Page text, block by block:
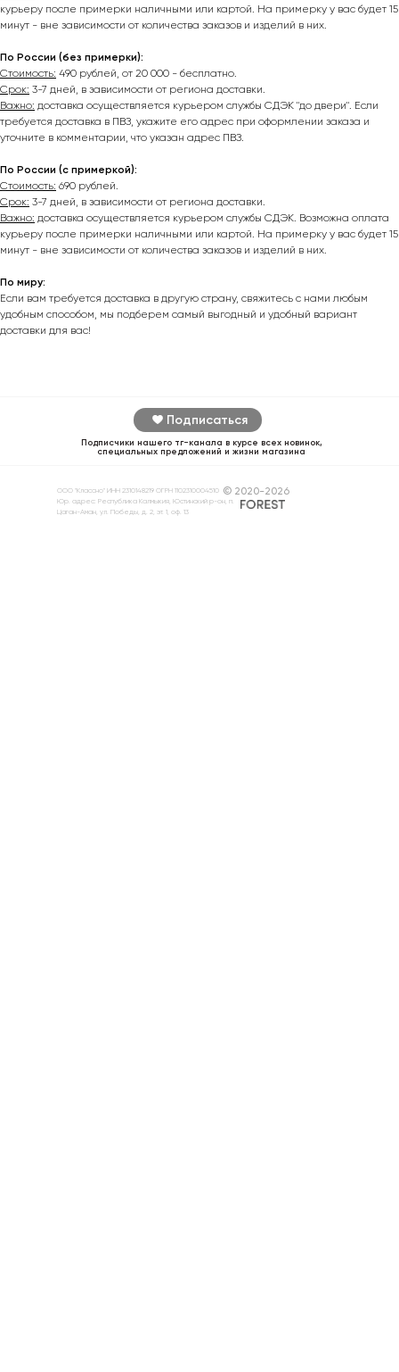
курьеру после примерки наличными или картой. На примерку у вас будет 15
минут - вне зависимости от количества заказов и изделий в них.
По России (без примерки):
Стоимость: 490 рублей, от 20 000 - бесплатно.
Срок: 3-7 дней, в зависимости от региона доставки.
Важно: доставка осуществляется курьером службы СДЭК "до двери". Если
требуется доставка в ПВЗ, укажите его адрес при оформлении заказа и
уточните в комментарии, что указан адрес ПВЗ.
По России (с примеркой):
Стоимость: 690 рублей.
Срок: 3-7 дней, в зависимости от региона доставки.
Важно: доставка осуществляется курьером службы СДЭК. Возможна оплата
курьеру после примерки наличными или картой. На примерку у вас будет 15
минут - вне зависимости от количества заказов и изделий в них.
По миру:
Если вам требуется доставка в другую страну, свяжитесь с нами любым
удобным способом, мы подберем самый выгодный и удобный вариант
доставки для вас!
Подписаться
Подписчики нашего тг-канала в курсе всех новинок,
специальных предложений и жизни магазина
© 2020-2026
ООО "Классно" ИНН 2310148219 ОГРН 1102310004510
Юр. адрес: Республика Калмыкия, Юстинский р-он, п.
Цаган-Аман, ул. Победы, д. 2, эт. 1, оф. 13